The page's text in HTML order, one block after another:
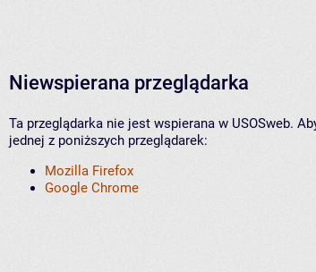
Niewspierana przeglądarka
Ta przeglądarka nie jest wspierana w USOSweb.
jednej z poniższych przeglądarek:
Mozilla Firefox
Google Chrome